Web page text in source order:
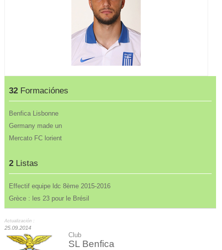
32 Formaciónes
Benfica Lisbonne
Germany made un
Mercato FC lorient
2 Listas
Effectif equipe ldc 8ème 2015-2016
Grèce : les 23 pour le Brésil
Actualización :
25.09.2014
Club
SL Benfica